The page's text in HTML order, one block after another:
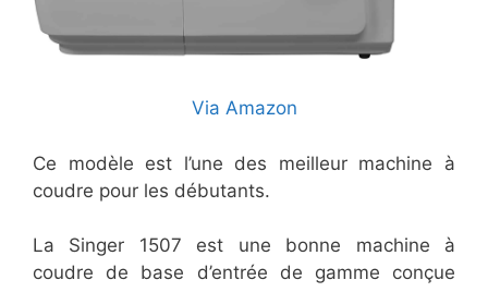
Via Amazon
Ce modèle est l’une des meilleur machine à
coudre pour les débutants.
La Singer 1507 est une bonne machine à
coudre de base d’entrée de gamme conçue